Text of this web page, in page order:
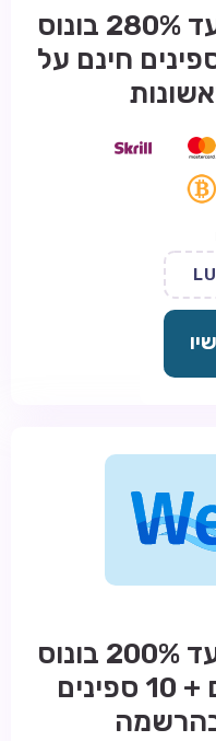
חבילת קבלת פנים: עד 280% בונוס
€2,200 + 230 ספינים חינם על
חבילת קבלת פנים: עד 200% בונוס
+ 100 ספינים חינם + 10 ספינים